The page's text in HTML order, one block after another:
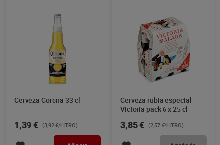
Cerveza Corona 33 cl
1,39 € (3,92 €/LITRO)
Cerveza rubia especial
Victoria pack 6 x 25 cl
3,85 € (2,57 €/LITRO)